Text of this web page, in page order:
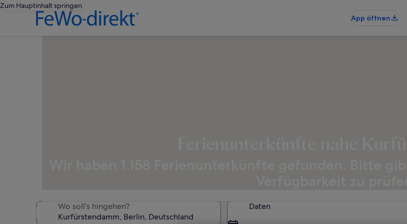
Zum Hauptinhalt springen
App öffnen
Wo soll’s hingehen? Daten